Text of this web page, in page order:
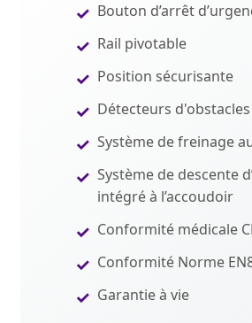
Bouton d’arrêt
Rail pivotable
Position sécurisante
Détecteurs
Système de freinage
Système de descente
intégré à l’accoudoir
Conformité médicale
Conformité Norme
Garantie à vie